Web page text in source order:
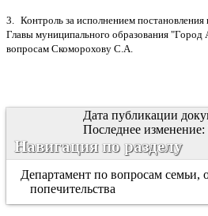
3. Контроль за исполнением постановления
Главы муниципального образования "Город
вопросам Скоморохову С.А.
Дата публикации
Последнее изменение:
Навигация по разделу
Департамент по вопросам семьи,
попечительства